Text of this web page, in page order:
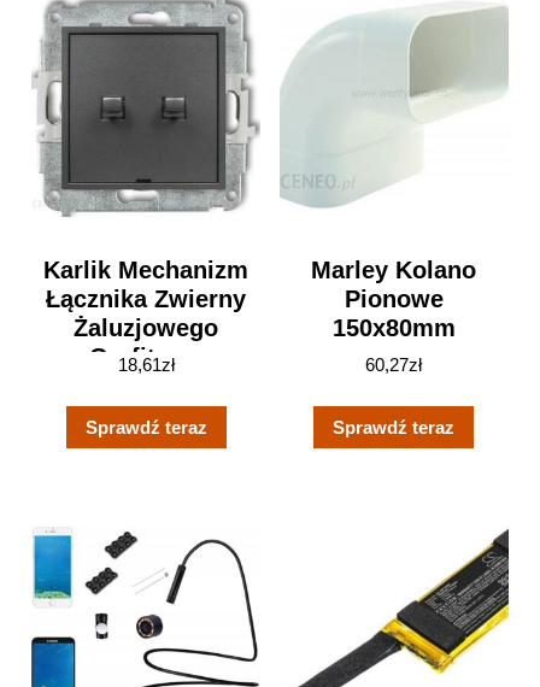
Karlik Mechanizm
Łącznika Zwierny
Żaluzjowego
Grafitowy
18,61zł
Sprawdź teraz
Marley Kolano
Pionowe
150x80mm
60,27zł
Sprawdź teraz